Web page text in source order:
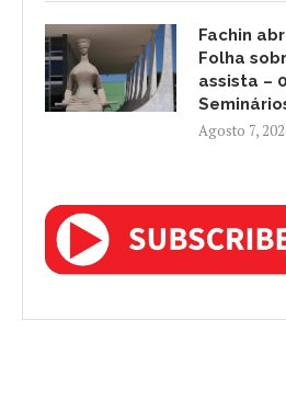
Fachin
Folha
assista –
Agosto 7,